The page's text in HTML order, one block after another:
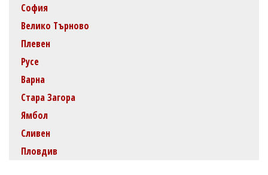
София
Велико Търново
Плевен
Русе
Варна
Стара Загора
Ямбол
Сливен
Пловдив